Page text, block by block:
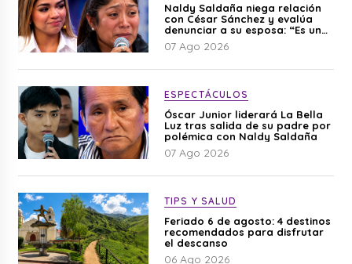
Naldy Saldaña niega relación
con César Sánchez y evalúa
denunciar a su esposa: “Es una
difamación”
07 Ago 2026
ESPECTÁCULOS
Óscar Junior liderará La Bella
Luz tras salida de su padre por
polémica con Naldy Saldaña
07 Ago 2026
TIPS Y SALUD
Feriado 6 de agosto: 4 destinos
recomendados para disfrutar
el descanso
06 Ago 2026